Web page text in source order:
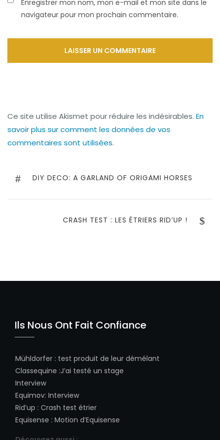
Enregistrer mon nom, mon e-mail et mon site dans le
navigateur pour mon prochain commentaire.
Ce site utilise Akismet pour réduire les indésirables. En
savoir plus sur comment les données de vos
commentaires sont utilisées.
de
PREVIOUS
DIY DECO: A GARLAND OF ORIGAMI HORSES
NEXT
CRASH TEST : LES ÉTRIERS RID’UP !
Ils Nous Ont Fait Confiance
Mühldorfer : test produit de leur démélant
Classequine :J’ai testé un stage
Interview
Equimov: Interview
Rid’up : Crash test étrier
Equisense : Motion d’Equisense